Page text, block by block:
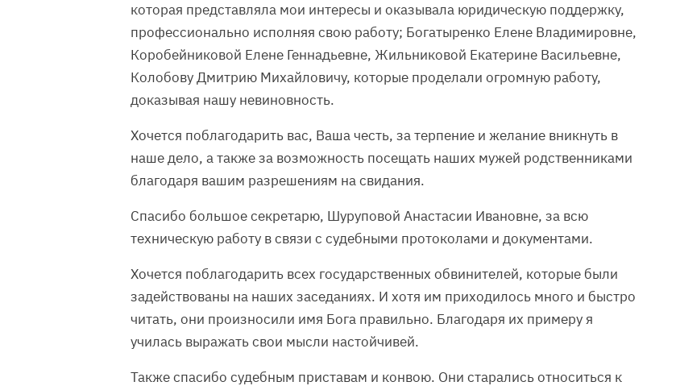
которая представляла мои интересы и оказывала юридическую поддержку,
профессионально исполняя свою работу; Богатыренко Елене Владимировне,
Коробейниковой Елене Геннадьевне, Жильниковой Екатерине Васильевне,
Колобову Дмитрию Михайловичу, которые проделали огромную работу,
доказывая нашу невиновность.
Хочется поблагодарить вас, Ваша честь, за терпение и желание вникнуть в
наше дело, а также за возможность посещать наших мужей родственниками
благодаря вашим разрешениям на свидания.
Спасибо большое секретарю, Шуруповой Анастасии Ивановне, за всю
техническую работу в связи с судебными протоколами и документами.
Хочется поблагодарить всех государственных обвинителей, которые были
задействованы на наших заседаниях. И хотя им приходилось много и быстро
читать, они произносили имя Бога правильно. Благодаря их примеру я
училась выражать свои мысли настойчивей.
Также спасибо судебным приставам и конвою. Они старались относиться к